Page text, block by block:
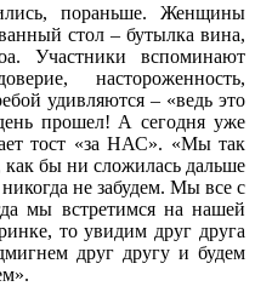
пораньше. Женщины
стол – бутылка вина,
Участники вспоминают
настороженность,
удивляются – «ведь это
прошел! А сегодня уже
тост «за НАС». «Мы так
как бы ни сложилась дальше
не забудем. Мы все с
мы встретимся на нашей
то увидим друг друга
друг другу и будем